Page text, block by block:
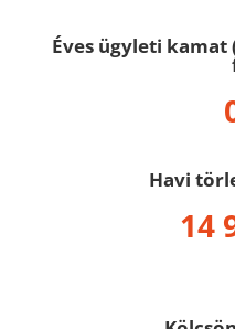
Éves ügyleti
Havi
14